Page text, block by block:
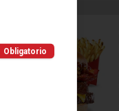
Obligatorio